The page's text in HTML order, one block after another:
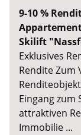
9-10 %
Skilift
Exklusives
Rendite Zum
Eingang zum
attraktiven
Immobilie ...